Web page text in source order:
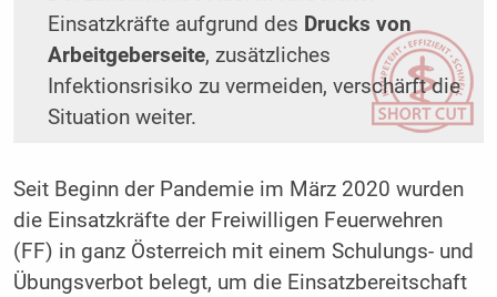
Einsatzkräfte aufgrund des Drucks von
Arbeitgeberseite, zusätzliches
Infektionsrisiko zu vermeiden, verschärft die
Situation weiter.
Seit Beginn der Pandemie im März 2020 wurden
die Einsatzkräfte der Freiwilligen Feuerwehren
(FF) in ganz Österreich mit einem Schulungs- und
Übungsverbot belegt, um die Einsatzbereitschaft